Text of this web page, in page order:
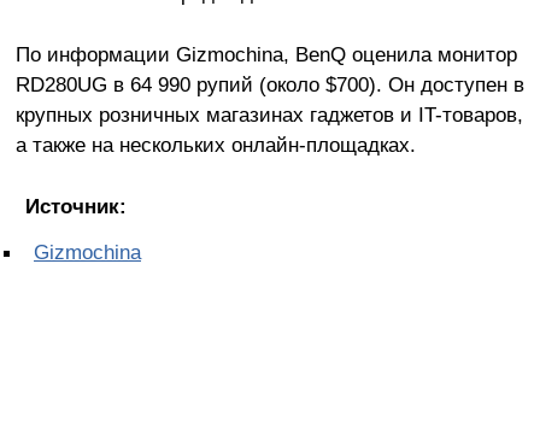
По информации Gizmochina, BenQ оценила монитор
RD280UG в 64 990 рупий (около $700). Он доступен в
крупных розничных магазинах гаджетов и IT-товаров,
а также на нескольких онлайн-площадках.
Источник:
Gizmochina